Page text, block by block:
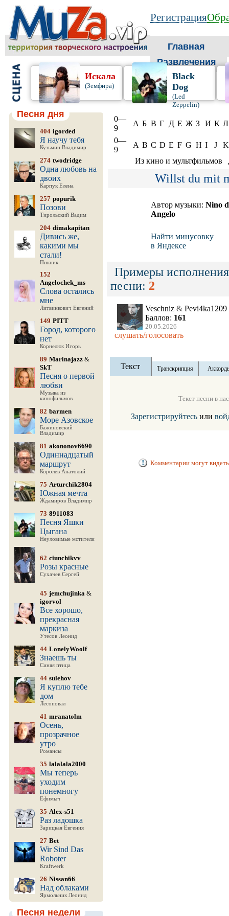
Регистрация
Главная
Развлечения
Искала
(Земфира)
Black
Dog
(Led
Zeppelin)
Песня дня
404 igorded
Я научу тебя
Кузьмин Владимир
274 twodridge
Одна любовь на
двоих
Карпук Елена
257 popurik
Позови
Тирольский Вадим
204 dimakapitan
Дивись же,
какими мы
стали!
Пикник
152
Angelochek_ms
Слова остались
мне
Литвинкович Евгений
149 PITT
Город, которого
нет
Корнелюк Игорь
89 Marinajazz &
SkT
Песня о первой
любви
Музыка из
кинофильмов
82 barmen
Море Азовское
Бажиновский
Владимир
81 akononov6690
Одиннадцатый
маршрут
Королев Анатолий
75 Arturchik2804
Южная мечта
Ждамиров Владимир
73 8911083
Песня Яшки
Цыгана
Неуловимые мстители
62 ciunchikvv
Розы красные
Сухачев Сергей
45 jemchujinka &
igorvol
Все хорошо,
прекрасная
маркиза
Утесов Леонид
44 LonelyWoolf
Знаешь ты
Синяя птица
44 sulehov
Я куплю тебе
дом
Лесоповал
41 mranatolm
Осень,
прозрачное
утро
Романсы
35 lalalala2000
Мы теперь
уходим
понемногу
Ефимыч
35 Alex-s51
Раз ладошка
Зарицкая Евгения
27 Bet
Wir Sind Das
Roboter
Kraftwerk
26 Nissan66
Над облаками
Ярмольник Леонид
Песня недели
0—
9
А Б В Г Д Е Ж З И К Л
0—
9
A B C D E F G H I J
K
Из кино и мультфильмов
Willst du mit
Автор музыки: Nino
Angelo
Найти минусовку
в Яндексе
Примеры исполнения
песни: 2
Veschniz & Pevi4ka1209
Баллов: 161
20.05.2026
слушать/голосовать
Текст Транскрипция
Текст песни в
Зарегистрируйтесь или
Комментарии могут